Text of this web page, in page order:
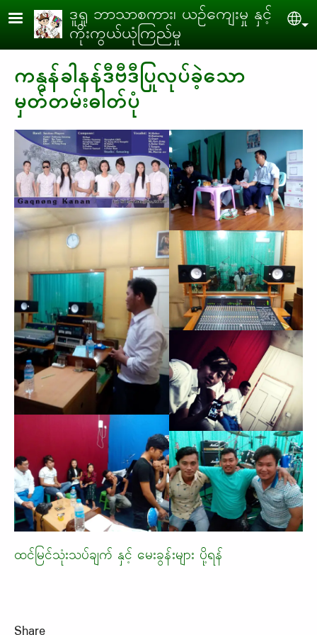
Skip to main contentဒူရူ ဘာသာစကား၊ ယဉ်ကျေးမှု နှင့်
ကိုးကွယ်ယုံကြည်မှု
ကနွန်ခါနန်ဒီဗီဒီပြုလုပ်ခဲ့သော
မှတ်တမ်းဓါတ်ပုံ
ထင်မြင်သုံးသပ်ချက် နှင့် မေးခွန်းများ ပို့ရန်